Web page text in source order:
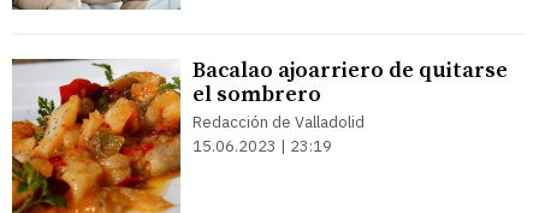
Bacalao ajoarriero de quitarse
el sombrero
Redacción de Valladolid
15.06.2023 | 23:19